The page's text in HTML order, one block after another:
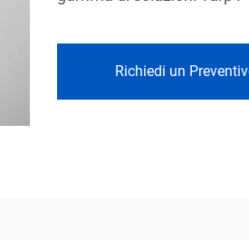
Richiedi un